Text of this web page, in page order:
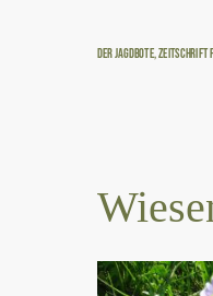
Der Jagdbote,